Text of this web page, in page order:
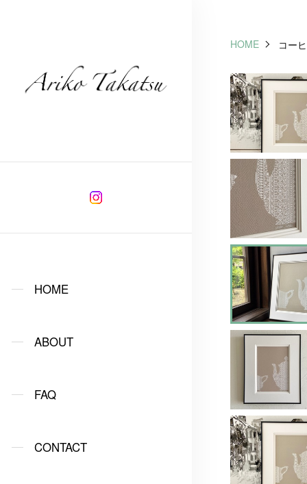
HOME
ABOUT
FAQ
CONTACT
HOME コー